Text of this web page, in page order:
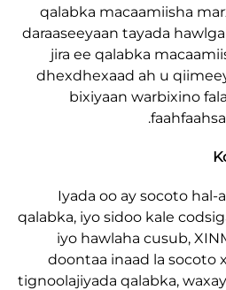
qalabka
daraaseeyaan
jira ee qalabka
dhexdhexaad ah u
bixiyaan
Iyada oo ay
qalabka, iyo sidoo
iyo hawlaha
doontaa inaad la
tignoolajiyada